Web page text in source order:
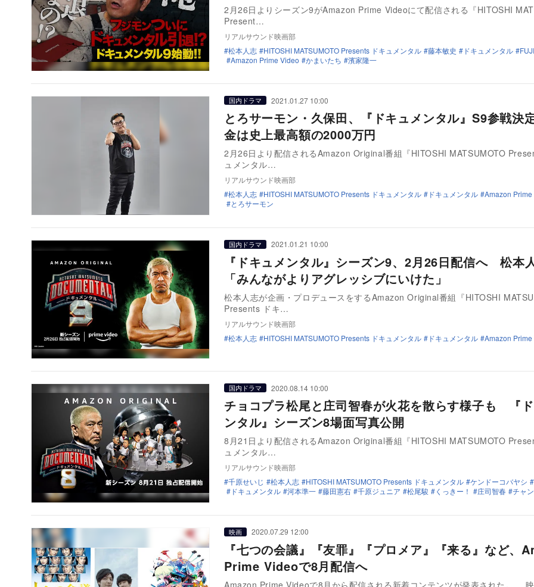
2月26日よりシーズン9がAmazon Prime Videoにて配信される『HITOSHI
Present…
リアルサウンド映画部
松本人志
HITOSHI MATSUMOTO Presents ドキュメンタル 藤本敏史 ドキュメンタル
Amazon Prime Video
かまいたち 濱家隆一
国内ドラマ 2021.01.27 10:00
とろサーモン・久保田、『ドキュメンタル』S9参戦
金は史上最高額の2000万円
2月26日より配信されるAmazon Original番組『HITOSHI MATSUMOTO
ュメンタル…
リアルサウンド映画部
松本人志
HITOSHI MATSUMOTO Presents ドキュメンタル ドキュメンタル
Amazon Prime
とろサーモン
国内ドラマ 2021.01.21 10:00
『ドキュメンタル』シーズン9、2月26日配信へ 松本
「みんながよりアグレッシブにいけた」
松本人志が企画・プロデュースをするAmazon Original番組『HITOSHI
Presents ドキ…
リアルサウンド映画部
松本人志
HITOSHI MATSUMOTO Presents ドキュメンタル ドキュメンタル Amazon Prime
国内ドラマ 2020.08.14 10:00
チョコプラ松尾と庄司智春が火花を散らす様子も 『
ンタル』シーズン8場面写真公開
8月21日より配信されるAmazon Original番組『HITOSHI MATSUMOTO
ュメンタル…
リアルサウンド映画部
千原せいじ
松本人志 HITOSHI MATSUMOTO Presents ドキュメンタル ケンドーコバヤシ
ドキュメンタル
河本準一 藤田憲右 千原ジュニア 松尾駿 くっきー！ 庄司智春 チャ
映画 2020.07.29 12:00
『七つの会議』『友罪』『プロメア』『来る』など、
Prime Videoで8月配信へ
Amazon Prime Videoで8月から配信される新着コンテンツが発表された。